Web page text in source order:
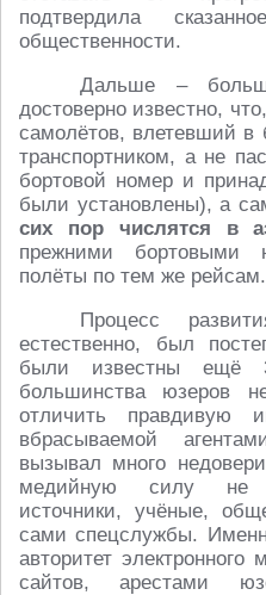
подтвердила
общественности.
Дальше –
достоверно известно,
самолётов, влетевший
транспортником, а не
бортовой номер и
были установлены), а
сих пор числятся в
прежними бортовыми
полёты по тем же рейсам.
Процесс
естественно, был
были известны ещё
большинства юзеров
отличить правдивую
вбрасываемой
вызывал много
медийную силу не
источники, учёные,
сами спецслужбы.
авторитет
сайтов, арестами